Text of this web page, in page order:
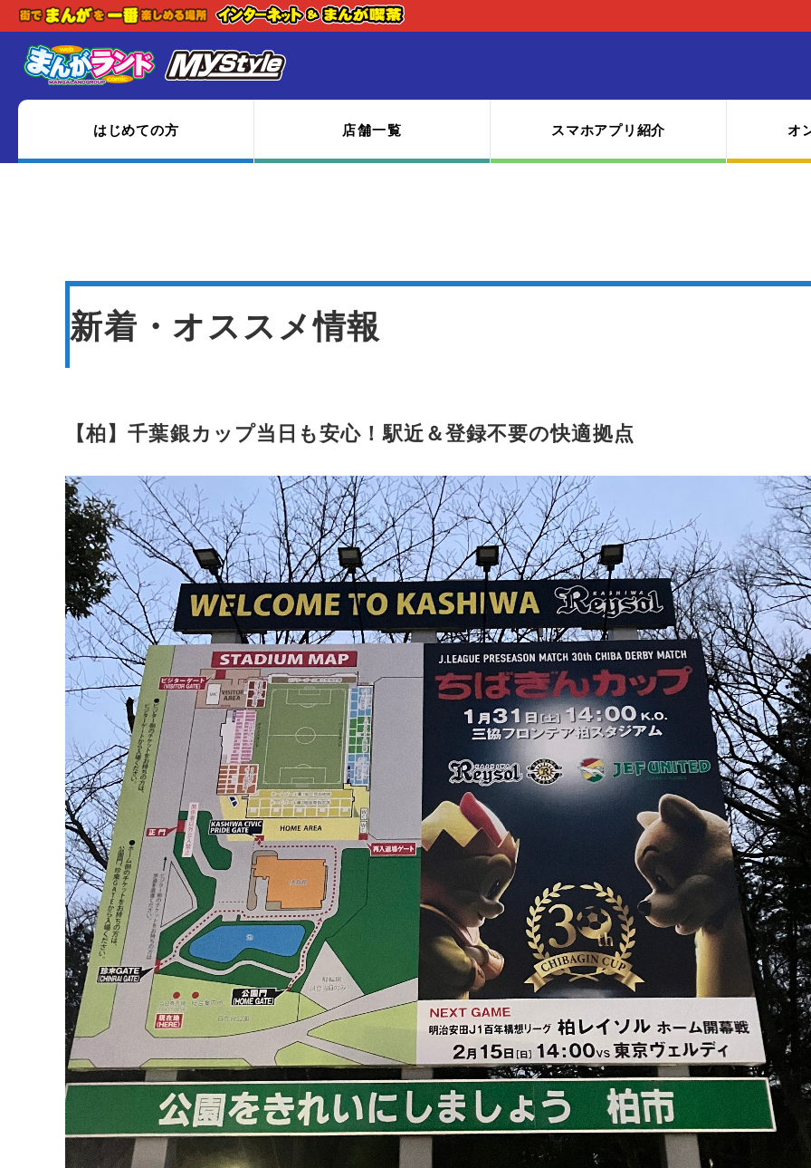
はじめての方 店舗一覧 スマホアプリ紹介 オ
新着・オススメ情報
【柏】千葉銀カップ当日も安心！駅近＆登録不要の快適拠点